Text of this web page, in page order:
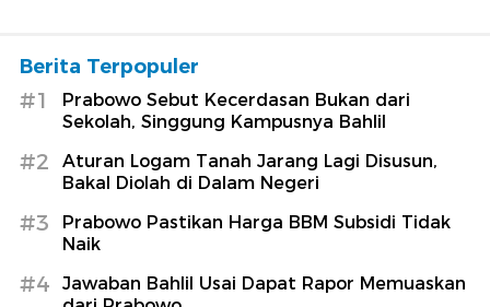
Berita Terpopuler
#1
Prabowo Sebut Kecerdasan Bukan dari
Sekolah, Singgung Kampusnya Bahlil
#2
Aturan Logam Tanah Jarang Lagi Disusun,
Bakal Diolah di Dalam Negeri
#3
Prabowo Pastikan Harga BBM Subsidi Tidak
Naik
#4
Jawaban Bahlil Usai Dapat Rapor Memuaskan